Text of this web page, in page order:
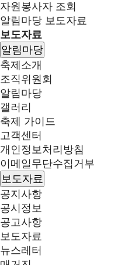
자원봉사자 조회
알림마당 보도자료
보도자료
알림마당
축제소개
조직위원회
알림마당
갤러리
축제 가이드
고객센터
개인정보처리방침
이메일무단수집거부
보도자료
공지사항
공시정보
공고사항
보도자료
뉴스레터